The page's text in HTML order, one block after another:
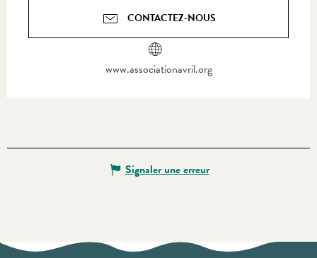
CONTACTEZ-NOUS
www.associationavril.org
Signaler une erreur